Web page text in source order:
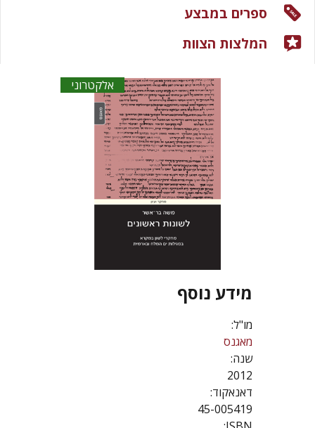
אלקטרוני
מידע נוסף
מו"ל:
מאגנס
שנה:
2012
דאנאקוד:
45-005419
ספרים במבצע
המלצות הצוות